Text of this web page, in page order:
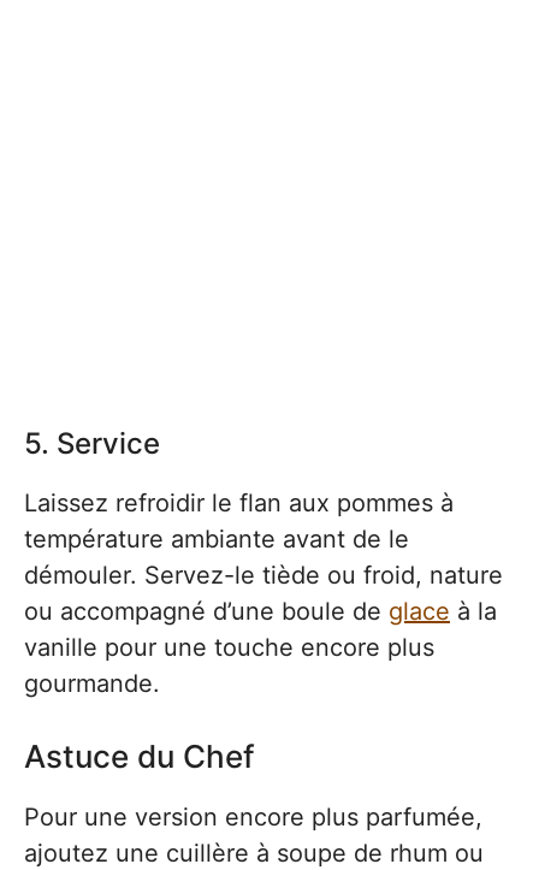
5. Service
Laissez refroidir le flan aux pommes à
température ambiante avant de le
démouler. Servez-le tiède ou froid, nature
ou accompagné d’une boule de glace à la
vanille pour une touche encore plus
gourmande.
Astuce du Chef
Pour une version encore plus parfumée,
ajoutez une cuillère à soupe de rhum ou